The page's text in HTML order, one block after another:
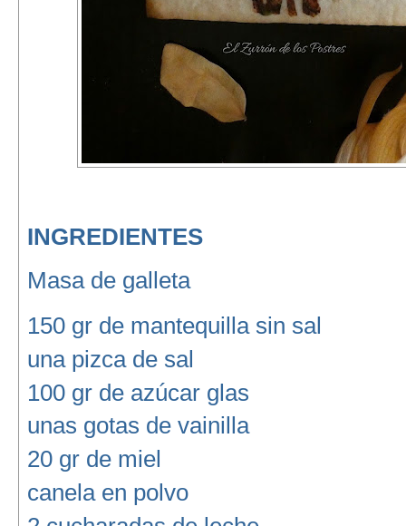
INGREDIENTES
Masa de galleta
150 gr de mantequilla sin sal
una pizca de sal
100 gr de azúcar glas
unas gotas de vainilla
20 gr de miel
canela en polvo